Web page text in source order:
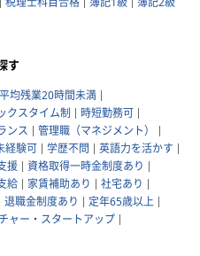
す
均残業20時間未満
クスタイム制
時短勤務可
ンス
管理職（マネジメント）
経験可 学歴不問
英語力を活かす
援
資格取得一時金制度あり
給 家賃補助あり
社宅あり
退職金制度あり
定年65歳以上
ャー・スタートアップ